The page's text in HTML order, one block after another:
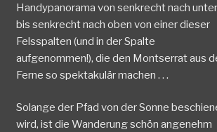
Handypanorama von senkrecht nach
bis senkrecht nach oben von einer dieser
Felsspalten (und in der Spalte
aufgenommen!), die den Montserrat aus
Ferne so spektakulär machen . . .
Solange der Pfad von der Sonne
wird, ist die Wanderung schön angenehm